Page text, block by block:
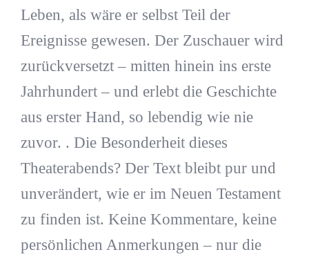
Leben, als wäre er selbst Teil der
Ereignisse gewesen. Der Zuschauer wird
zurückversetzt – mitten hinein ins erste
Jahrhundert – und erlebt die Geschichte
aus erster Hand, so lebendig wie nie
zuvor. . Die Besonderheit dieses
Theaterabends? Der Text bleibt pur und
unverändert, wie er im Neuen Testament
zu finden ist. Keine Kommentare, keine
persönlichen Anmerkungen – nur die